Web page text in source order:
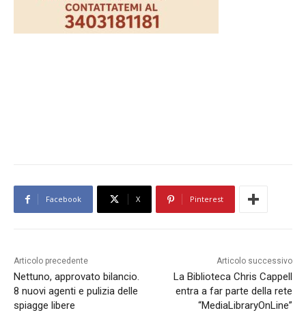
Facebook X Pinterest
Articolo precedente
Nettuno, approvato bilancio.
8 nuovi agenti e pulizia delle
spiagge libere
Articolo successivo
La Biblioteca Chris Cappell
entra a far parte della rete
“MediaLibraryOnLine”